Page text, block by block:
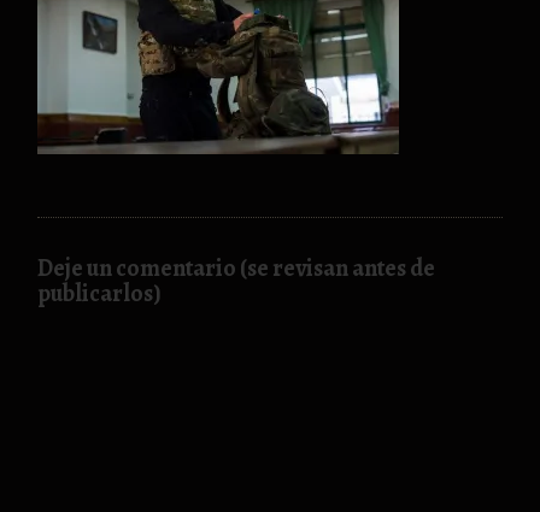
Deje un comentario (se revisan antes de
publicarlos)